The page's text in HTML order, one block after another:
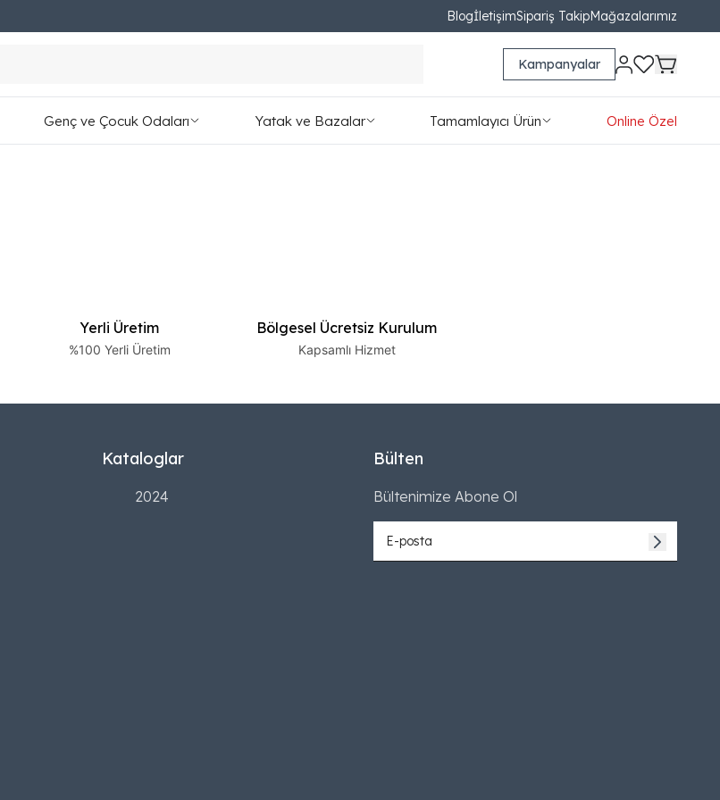
BlogİletişimSipariş TakipMağazalarımız
Kampanyalar
Genç ve Çocuk Odaları Yatak ve Bazalar Tamamlayıcı Ürün Online Özel
Yerli Üretim
%100 Yerli Üretim
Bölgesel Ücretsiz Kurulum
Kapsamlı Hizmet
Kataloglar
2024
Bülten
Bültenimize Abone Ol